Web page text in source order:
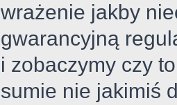
wrażenie jakby
gwarancyjną
i zobaczymy czy
sumie nie jakimiś